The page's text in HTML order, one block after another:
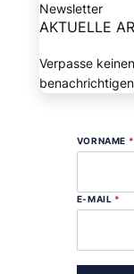
Newsletter
AKTUELLE
Verpasse
VORNAME *
E-MAIL *